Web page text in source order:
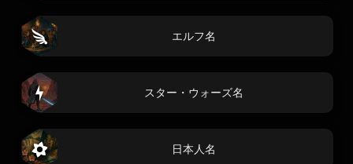
エルフ名
スター・ウォーズ名
日本人名